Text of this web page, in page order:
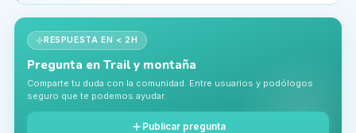
transpirables. Además, son bastante
cómodos…
RESPUESTA EN < 2H
Pregunta en Trail y montaña
Comparte tu duda con la comunidad. Entre usuarios y podólogos
seguro que te podemos ayudar.
Publicar pregunta